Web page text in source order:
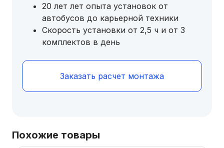
20 лет лет опыта установок от
автобусов до карьерной техники
Скорость установки от 2,5 ч и от 3
комплектов в день
Заказать расчет монтажа
Похожие товары